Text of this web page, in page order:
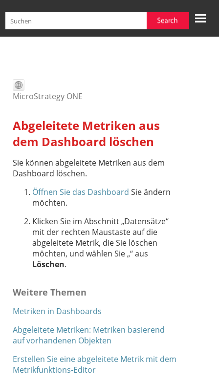
Zu Hauptinhalt springen
MicroStrategy ONE
Abgeleitete Metriken aus
dem Dashboard löschen
Sie können abgeleitete Metriken aus dem
Dashboard löschen.
Öffnen Sie das Dashboard Sie ändern
möchten.
Klicken Sie im Abschnitt „Datensätze“
mit der rechten Maustaste auf die
abgeleitete Metrik, die Sie löschen
möchten, und wählen Sie „“ aus
Löschen.
Weitere Themen
Metriken in Dashboards
Abgeleitete Metriken: Metriken basierend
auf vorhandenen Objekten
Erstellen Sie eine abgeleitete Metrik mit dem
Metrikfunktions-Editor